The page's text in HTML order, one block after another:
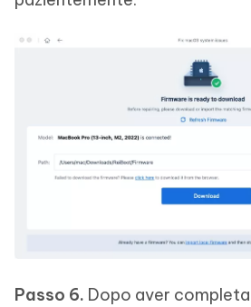
Passo 6. Dopo aver